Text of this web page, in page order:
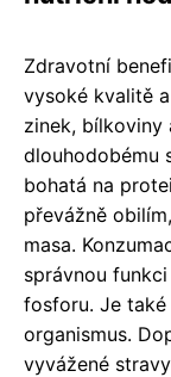
Zdravotní
vysoké kvalitě
zinek, bílkoviny
dlouhodobému
bohatá na
převážně
masa.
správnou
fosforu. Je
organismus.
vyvážené